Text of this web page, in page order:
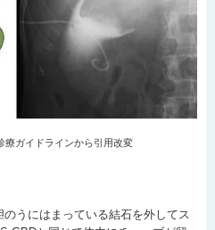
療ガイドラインから引用改変
うにはまっている結石を外してス